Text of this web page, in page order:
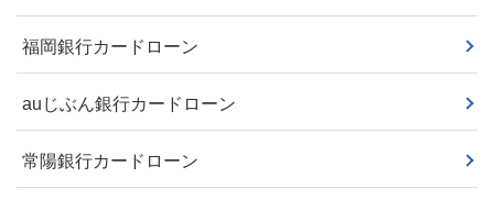
福岡銀行カードローン
auじぶん銀行カードローン
常陽銀行カードローン